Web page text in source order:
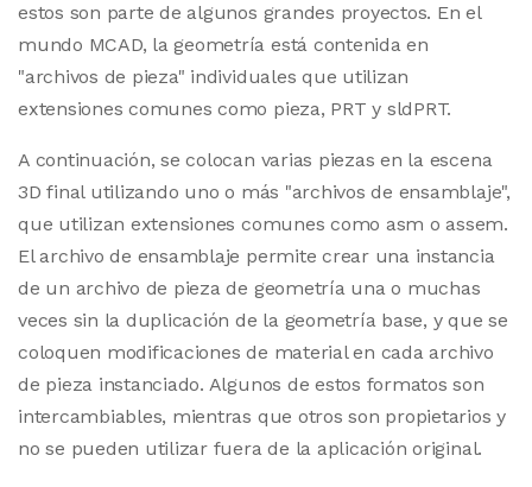
estos son parte de algunos grandes proyectos. En el
mundo MCAD, la geometría está contenida en
"archivos de pieza" individuales que utilizan
extensiones comunes como pieza, PRT y sldPRT.
A continuación, se colocan varias piezas en la escena
3D final utilizando uno o más "archivos de ensamblaje",
que utilizan extensiones comunes como asm o assem.
El archivo de ensamblaje permite crear una instancia
de un archivo de pieza de geometría una o muchas
veces sin la duplicación de la geometría base, y que se
coloquen modificaciones de material en cada archivo
de pieza instanciado. Algunos de estos formatos son
intercambiables, mientras que otros son propietarios y
no se pueden utilizar fuera de la aplicación original.